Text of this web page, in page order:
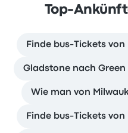
Top-
Finde bus-Tickets
Gladstone nach Green
Wie man von
Finde bus-Tickets